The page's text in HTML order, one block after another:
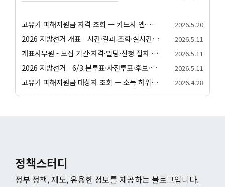
고유가 피해지원금 자격 조회 — 카드사 앱·정부24·간편 자가진단 방법 정리 2026.5.20
2026 지방선거 개표 - 시간·결과 조회·실시간 확인 안내 2026.5.11
개표사무원 - 모집 기간·자격·일당·신청 절차 안내 2026.5.11
2026 지방선거 - 6/3 본투표·사전투표·후보·일정 종합 안내 2026.5.11
고유가 피해지원금 대상자 조회 — 소득 하위 70% 자가진단·가구원수별 건강보험료 기준 2026.4.28
정책스터디
정부 정책, 제도, 유용한 정보를 제공하는 블로그입니다.